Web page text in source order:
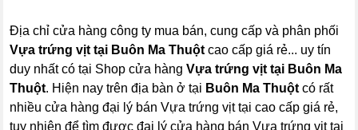
Địa chỉ cửa hàng công ty mua bán, cung cấp và phân phối
Vựa trứng vịt tại Buôn Ma Thuột cao cấp giá rẻ... uy tín
duy nhất có tại Shop cửa hàngVựa trứng vịt tại Buôn Ma
Thuột. Hiện nay trên địa bàn ở tại Buôn Ma Thuột có rất
nhiều cửa hàng đại lý bán Vựa trứng vịt tại cao cấp giá rẻ,
tuy nhiên để tìm được đại lý cửa hàng bán Vựa trứng vịt tại